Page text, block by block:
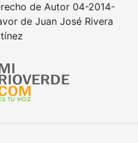
de Autor 04-2014-
de Juan José Rivera